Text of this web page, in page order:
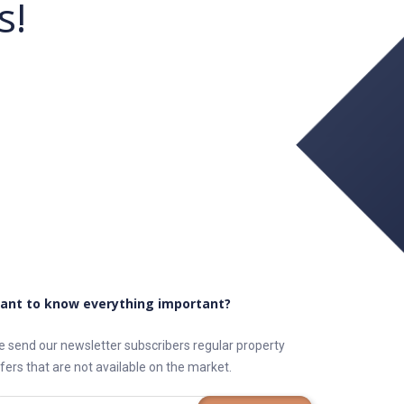
to know everything important?
send our newsletter subscribers regular property
that are not available on the market.